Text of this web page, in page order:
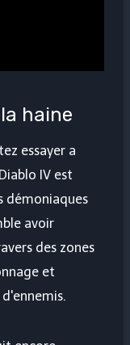
haine
essayer a
IV est
démoniaques
avoir
des zones
et